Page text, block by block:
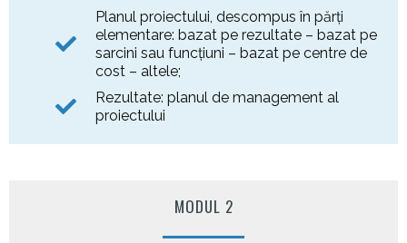
Planul proiectului, descompus în părţi
elementare: bazat pe rezultate – bazat pe
sarcini sau funcţiuni – bazat pe centre de
cost – altele;
Rezultate: planul de management al
proiectului
MODUL 2